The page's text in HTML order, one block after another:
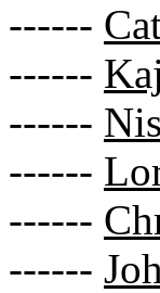
------
------
------
------
------
------